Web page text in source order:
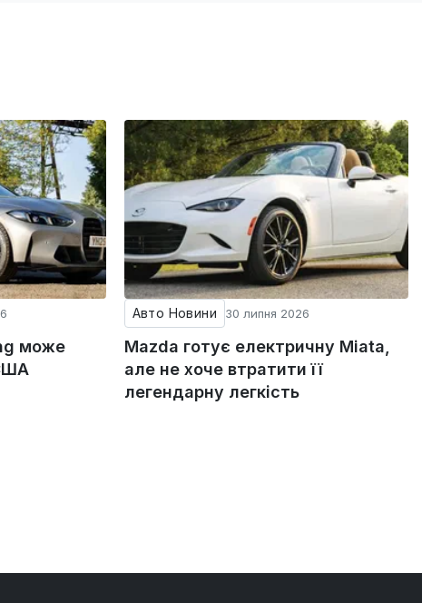
може
Авто Новини 30 липня 2026
Mazda готує електричну Miata,
але не хоче втратити її
легендарну легкість